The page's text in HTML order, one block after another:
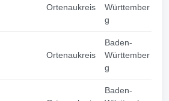
Ortenaukreis
Württember
g
Ortenaukreis
Baden-
Württember
g
Baden-